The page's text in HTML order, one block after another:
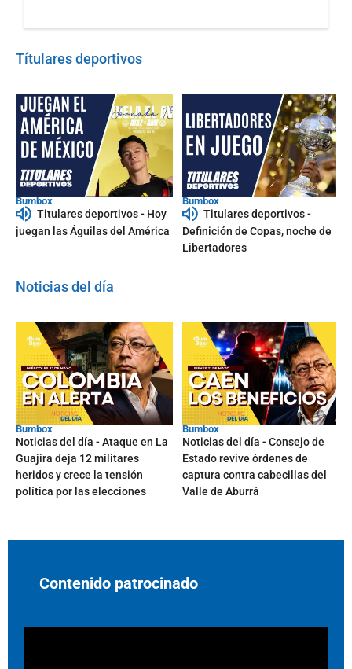
Títulares deportivos
Bumbox
Titulares deportivos - Hoy
juegan las Águilas del América
Bumbox
Titulares deportivos -
Definición de Copas, noche de
Libertadores
Noticias del día
Bumbox
Noticias del día - Ataque en La
Guajira deja 12 militares
heridos y crece la tensión
política por las elecciones
Bumbox
Noticias del día - Consejo de
Estado revive órdenes de
captura contra cabecillas del
Valle de Aburrá
Contenido patrocinado